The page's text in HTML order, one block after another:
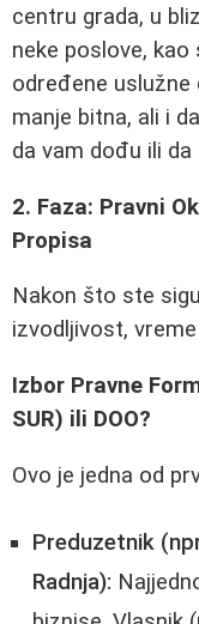
centru grada, u
neke poslove, kao
određene
manje bitna, ali i
da vam dođu ili
2. Faza: Pravni
Propisa
Nakon što ste
izvodljivost,
Izbor Pravne
SUR) ili DOO?
Ovo je jedna od
Preduzetnik
Radnja):